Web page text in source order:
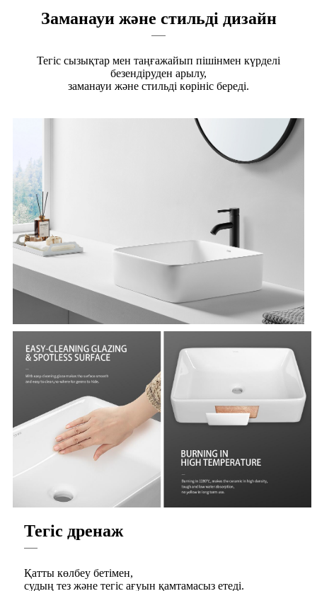
Заманауи және стильді дизайн
Тегіс сызықтар мен таңғажайып пішінмен күрделі
безендіруден арылу,
заманауи және стильді көрініс береді.
Тегіс дренаж
Қатты көлбеу бетімен,
судың тез және тегіс ағуын қамтамасыз етеді.